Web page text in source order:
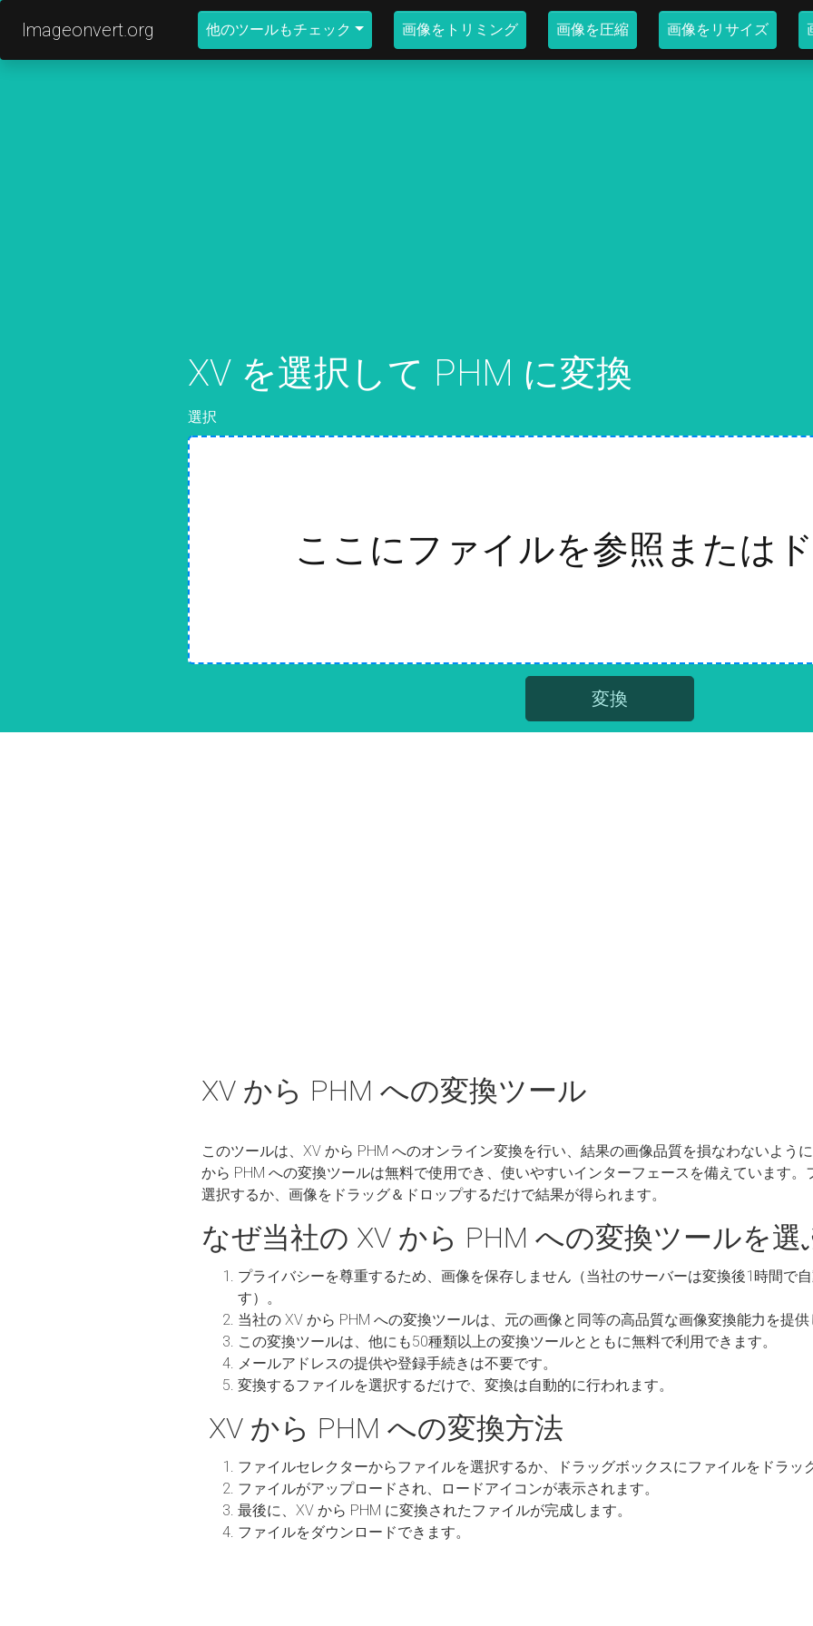
Imageonvert.org 他のツールもチェック 画像をトリミング 画像を圧縮 画像をリサイズ
XV を選択して PHM に変換
選択
ここにファイルを参照または
変換
XV から PHM への変換ツール
このツールは、XV から PHM へのオンライン変換を行い、結果の画像品質を損なわないよう
から PHM への変換ツールは無料で使用でき、使いやすいインターフェースを備えています
選択するか、画像をドラッグ＆ドロップするだけで結果が得られます。
なぜ当社の XV から PHM への変換ツールを選
プライバシーを尊重するため、画像を保存しません（当社のサーバーは変換後1時間で
す）。
当社の XV から PHM への変換ツールは、元の画像と同等の高品質な画像変換能力を提
この変換ツールは、他にも50種類以上の変換ツールとともに無料で利用できます。
メールアドレスの提供や登録手続きは不要です。
変換するファイルを選択するだけで、変換は自動的に行われます。
XV から PHM への変換方法
ファイルセレクターからファイルを選択するか、ドラッグボックスにファイルをドラッ
ファイルがアップロードされ、ロードアイコンが表示されます。
最後に、XV から PHM に変換されたファイルが完成します。
ファイルをダウンロードできます。